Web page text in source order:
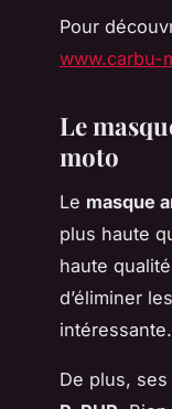
Pour
www.carbu-
Le
moto
Le masque
plus haute
haute
d’éliminer
intéressante.
De plus,